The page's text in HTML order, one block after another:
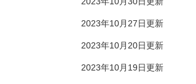
2023年10月27日更新
2023年10月20日更新
2023年10月19日更新